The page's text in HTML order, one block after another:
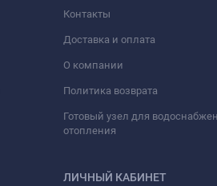
Контакты
Доставка и оплата
О компании
Политика возврата
Готовый узел для
отопления
ЛИЧНЫЙ КАБИНЕТ